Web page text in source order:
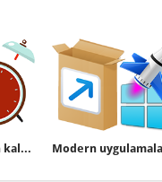
Uyandırmak için kaldır özelliği nasıl aktif edilir